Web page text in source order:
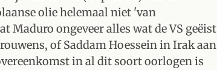
olie helemaal niet 'van
Maduro ongeveer alles wat de VS geëist
of Saddam Hoessein in Irak aan
in al dit soort oorlogen is